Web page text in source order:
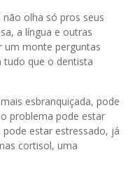
olha só pros seus
a língua e outras
um monte perguntas
tudo que o dentista
esbranquiçada, pode
problema pode estar
estar estressado, já
cortisol, uma